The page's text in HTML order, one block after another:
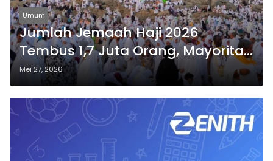
Umum
Jumlah Jemaah Haji 2026
Tembus 1,7 Juta Orang, Mayoritas
Datang dari Luar Arab Saudi
Mei 27, 2026